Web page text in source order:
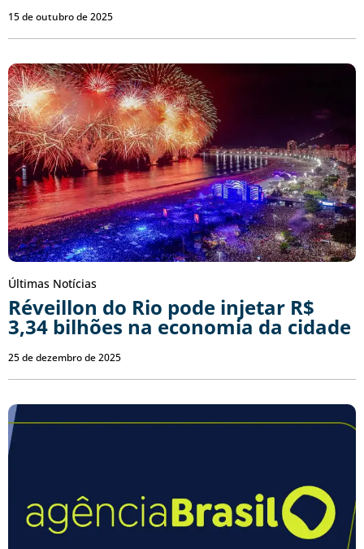
15 de outubro de 2025
Últimas Notícias
Réveillon do Rio pode injetar R$
3,34 bilhões na economia da cidade
25 de dezembro de 2025